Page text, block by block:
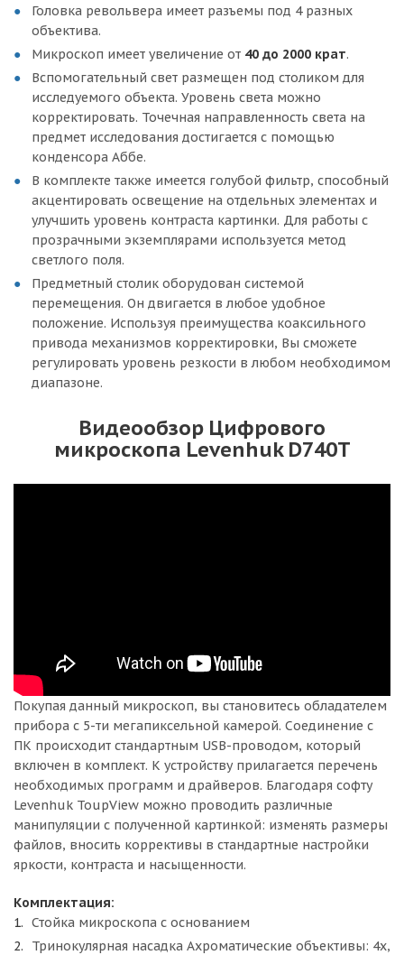
Головка револьвера имеет разъемы под 4 разных
объектива.
Микроскоп имеет увеличение от 40 до 2000 крат.
Вспомогательный свет размещен под столиком для
исследуемого объекта. Уровень света можно
корректировать. Точечная направленность света на
предмет исследования достигается с помощью
конденсора Аббе.
В комплекте также имеется голубой фильтр, способный
акцентировать освещение на отдельных элементах и
улучшить уровень контраста картинки. Для работы с
прозрачными экземплярами используется метод
светлого поля.
Предметный столик оборудован системой
перемещения. Он двигается в любое удобное
положение. Используя преимущества коаксильного
привода механизмов корректировки, Вы сможете
регулировать уровень резкости в любом необходимом
диапазоне.
Видеообзор Цифрового
микроскопа Levenhuk D740T
Покупая данный микроскоп, вы становитесь обладателем
прибора с 5-ти мегапиксельной камерой. Соединение с
ПК происходит стандартным USB-проводом, который
включен в комплект. К устройству прилагается перечень
необходимых программ и драйверов. Благодаря софту
Levenhuk ToupView можно проводить различные
манипуляции с полученной картинкой: изменять размеры
файлов, вносить коррективы в стандартные настройки
яркости, контраста и насыщенности.
Комплектация:
Стойка микроскопа с основанием
Тринокулярная насадка Ахроматические объективы: 4x,